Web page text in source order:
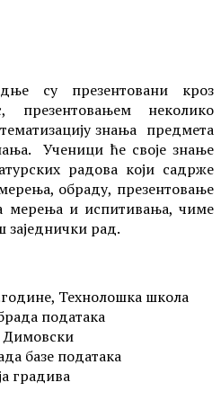
су презентовани кроз
презентовањем неколико
знања предмета
Ученици ће своје знање
радова који садрже
обраду, презентовање
мерења и испитивања, чиме
заједнички рад.
Технолошка школа
података
Димовски
базе података
градива